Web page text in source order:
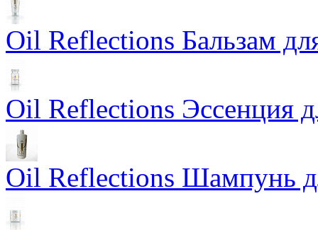
Oil Reflections Бальзам
Oil Reflections Эссенция
Oil Reflections Шампунь